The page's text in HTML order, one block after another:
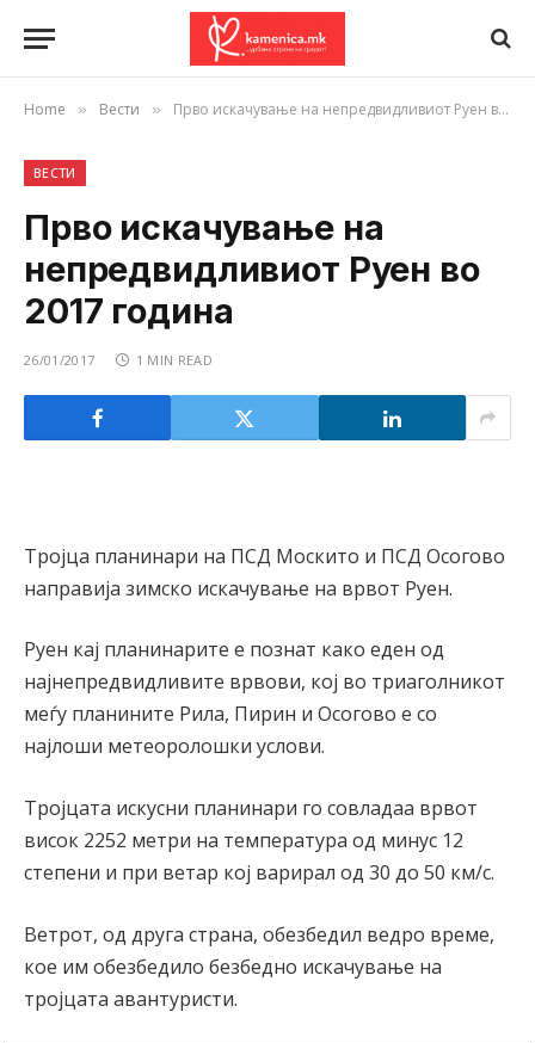
Home » Вести » Прво искачување на непредвидливиот Руен во 2017 година
ВЕСТИ
Прво искачување на
непредвидливиот Руен во
2017 година
26/01/2017 1 MIN READ
Тројца планинари на ПСД Москито и ПСД Осогово
направија зимско искачување на врвот Руен.
Руен кај планинарите е познат како еден од
најнепредвидливите врвови, кој во триаголникот
меѓу планините Рила, Пирин и Осогово е со
најлоши метеоролошки услови.
Тројцата искусни планинари го совладаа врвот
висок 2252 метри на температура од минус 12
степени и при ветар кој варирал од 30 до 50 км/с.
Ветрот, од друга страна, обезбедил ведро време,
кое им обезбедило безбедно искачување на
тројцата авантуристи.